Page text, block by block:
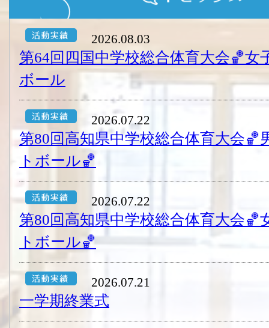
2026.08.03
第64回四国中学校総合体育大会🏀女
ボール
2026.07.22
第80回高知県中学校総合体育大会🏀
トボール🏀
2026.07.22
第80回高知県中学校総合体育大会🏀
トボール🏀
2026.07.21
一学期終業式